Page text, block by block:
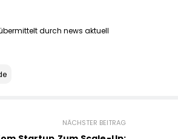
durch news aktuell
NÄCHSTER BEITRAG